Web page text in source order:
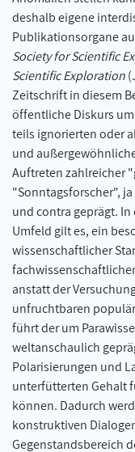
deshalb eigene
Publikationsorgane
Society for Scientific
Scientific Exploration
Zeitschrift in diesem
öffentliche Diskurs
teils ignorierten oder
und
Auftreten zahlreicher
"Sonntagsforscher",
und contra geprägt.
Umfeld gilt es, ein
wissenschaftlicher
anstatt der
unfruchtbaren
führt der um
weltanschaulich
Polarisierungen und
unterfütterten Gehalt
können. Dadurch
konstruktiven
Gegenstandsbereich